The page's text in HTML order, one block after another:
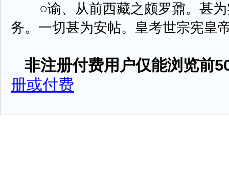
○谕、从前西藏之颇罗鼐。甚为
务。一切甚为安帖。皇考世宗宪皇
非注册付费用户仅能浏览前
册或付费